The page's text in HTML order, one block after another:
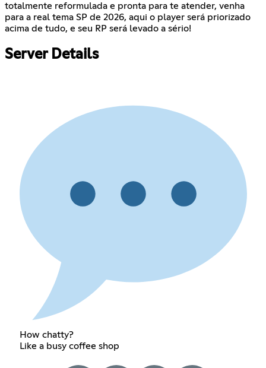
totalmente reformulada e pronta para te atender, venha
para a real tema SP de 2026, aqui o player será priorizado
acima de tudo, e seu RP será levado a sério!
Server Details
How chatty?
Like a busy coffee shop